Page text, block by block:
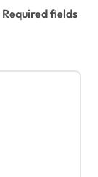
Required fields